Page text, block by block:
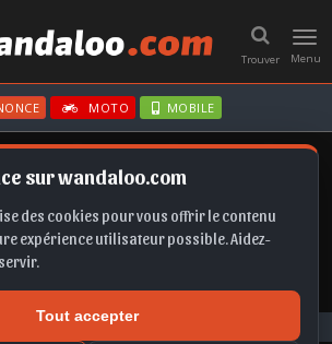
sur wandaloo.com
des cookies pour vous offrir le contenu
expérience utilisateur possible. Aidez-
Tout accepter
Menu
Trouver
MOTO MOBILE
TAIGO
Maroc Acheter Opel Astra occasion au Maroc